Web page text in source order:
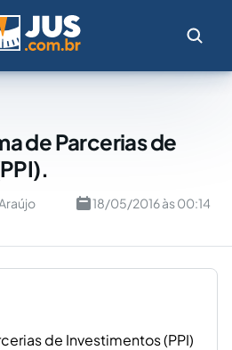
de Parcerias de
18/05/2016 às 00:14
de Investimentos (PPI)